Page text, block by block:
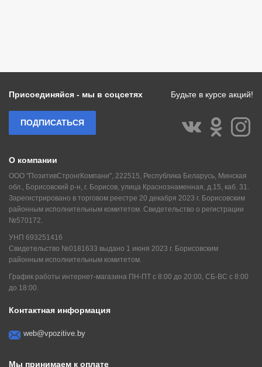
Мы принимаем к оплате
Контактная информация
web@vpozitive.by
О компании
ООО "ПозитивСтронгКомпани", 222515, Республика Беларусь, Минская
обл., Борисовский р-н, г. Борисов, улица Краснознаменная, д.15, каб. 31.
Зарегистрировано в торговом реестре 20 декабря 2023 г. Борисовским
районным исполнительным комитетом. Свидетельство о регистрации
№570172.
УНП 693251416
Свидетельство №0181633 выдано 1 июня 2023 г. Борисовским
районным исполнительным комитетом.
График работы интернет-магазина ПН-ПТ с 8:00 до 20:00, СБ-ВС с 8:00
до 18:00.
Присоединяйся - мы в соцсетях Будьте в курсе акций!
ПОДПИСАТЬСЯ